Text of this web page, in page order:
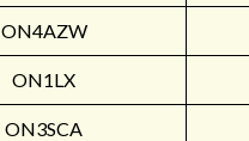
ON4AZW
ON1LX
ON3SCA